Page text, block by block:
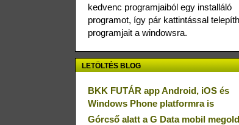
kedvenc programjaiból egy installáló
programot, így pár kattintással
programjait a windowsra.
LETÖLTÉS BLOG
BKK FUTÁR app Android, iOS és
Windows Phone platformra is
Górcső alatt a G Data mobil